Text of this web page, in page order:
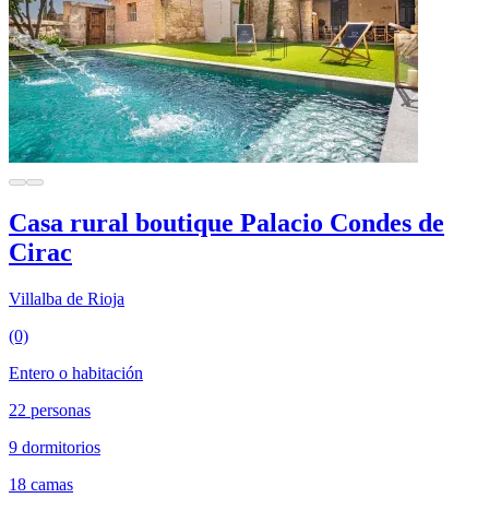
Casa rural boutique Palacio Condes de
Cirac
Villalba de Rioja
(0)
Entero o habitación
22 personas
9 dormitorios
18 camas